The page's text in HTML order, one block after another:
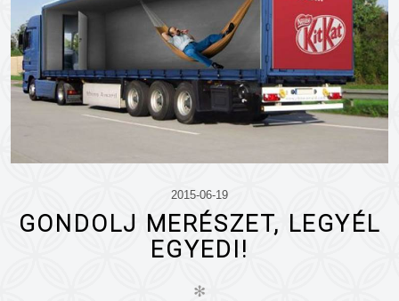
2015-06-19
GONDOLJ MERÉSZET, LEGYÉL
EGYEDI!
✻